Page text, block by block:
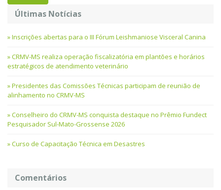
Últimas Notícias
Inscrições abertas para o III Fórum Leishmaniose Visceral Canina
CRMV-MS realiza operação fiscalizatória em plantões e horários
estratégicos de atendimento veterinário
Presidentes das Comissões Técnicas participam de reunião de
alinhamento no CRMV-MS
Conselheiro do CRMV-MS conquista destaque no Prêmio Fundect
Pesquisador Sul-Mato-Grossense 2026
Curso de Capacitação Técnica em Desastres
Comentários